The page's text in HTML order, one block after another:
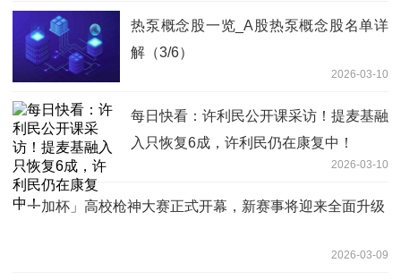
热泵概念股一览_A股热泵概念股名单详
解（3/6）
2026-03-10
每日快看：许利民公开课采访！提麦基融
入只恢复6成，许利民仍在康复中！
2026-03-10
「一加杯」高校枪神大赛正式开幕，新赛事将迎来全面升级
2026-03-09